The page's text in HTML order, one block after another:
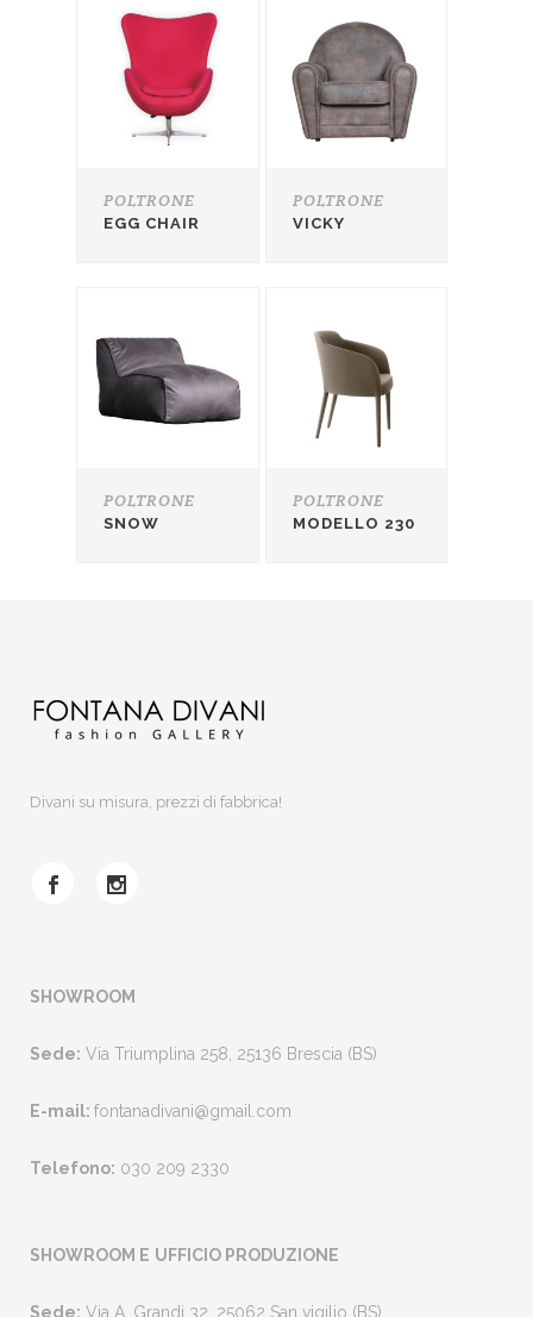
POLTRONE
EGG CHAIR
POLTRONE
VICKY
POLTRONE
SNOW
POLTRONE
MODELLO 230
Divani su misura, prezzi di fabbrica!
SHOWROOM
Sede: Via Triumplina 258, 25136 Brescia (BS)
E-mail: fontanadivani@gmail.com
Telefono: 030 209 2330
SHOWROOM E UFFICIO PRODUZIONE
Sede: Via A. Grandi 32, 25062 San vigilio (BS)